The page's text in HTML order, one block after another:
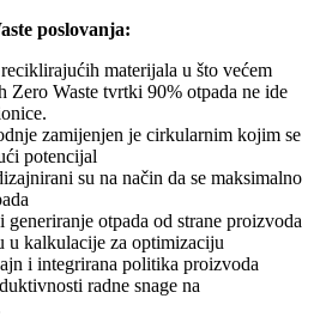
poslovanja:
materijala u što većem
Zero Waste tvrtki 90% otpada ne ide
zamijenjen je cirkularnim kojim se
potencijal
su na način da se maksimalno
otpada od strane proizvoda
u kalkulacije za optimizaciju
i integrirana politika proizvoda
radne snage na